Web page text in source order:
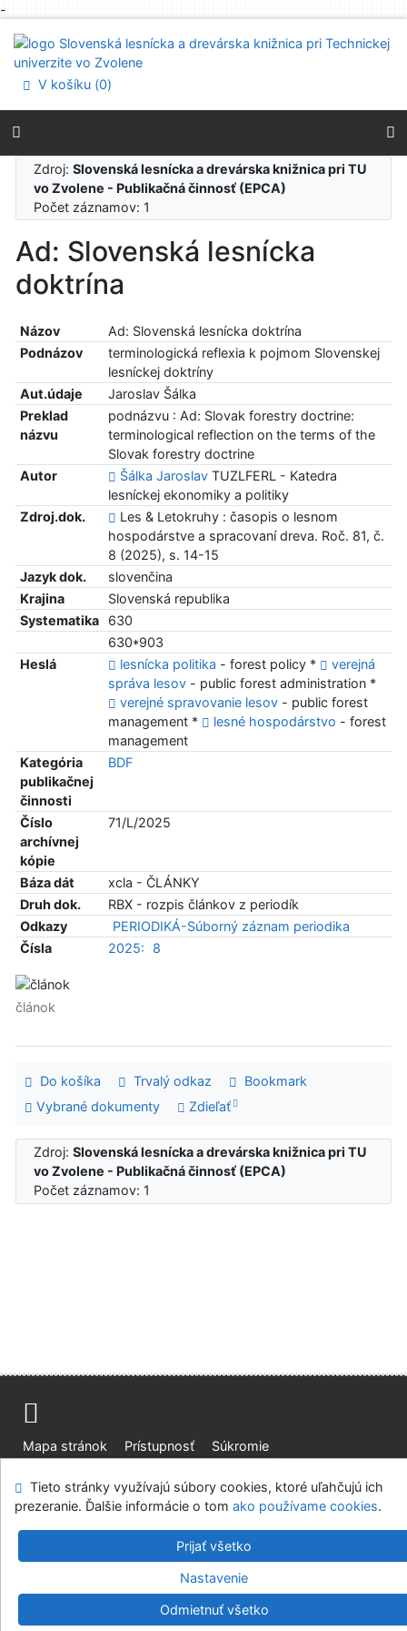
-
Prejsť na menu
Prehlásenie o webovej prístupnosti
V košíku (0)
Zdroj:Slovenská lesnícka a drevárska knižnica pri TU
vo Zvolene - Publikačná činnosť (EPCA)
Počet záznamov: 1
Ad: Slovenská lesnícka
doktrína
Názov
Ad: Slovenská lesnícka doktrína
Podnázov
terminologická reflexia k pojmom Slovenskej
lesníckej doktríny
Aut.údaje
Jaroslav Šálka
Preklad
názvu
podnázvu : Ad: Slovak forestry doctrine:
terminological reflection on the terms of the
Slovak forestry doctrine
Autor
Šálka JaroslavTUZLFERL - Katedra
lesníckej ekonomiky a politiky
Zdroj.dok.
Les & Letokruhy : časopis o lesnom
hospodárstve a spracovaní dreva. Roč. 81, č.
8 (2025), s. 14-15
Jazyk dok.
slovenčina
Krajina
Slovenská republika
Systematika
630
630*903
Heslá
lesnícka politika - forest policy *
verejná
správa lesov- public forest administration *
verejné spravovanie lesov- public forest
management *
lesné hospodárstvo - forest
management
Kategória
publikačnej
činnosti
BDF
Číslo
archívnej
kópie
71/L/2025
Báza dát
xcla - ČLÁNKY
Druh dok.
RBX - rozpis článkov z periodík
Odkazy
PERIODIKÁ-Súborný záznam periodika
Čísla
2025: 8
článok
Do košíka Trvalý odkaz
Bookmark
Vybrané dokumenty
Zdieľať
Zdroj:Slovenská lesnícka a drevárska knižnica pri TU
vo Zvolene - Publikačná činnosť (EPCA)
Počet záznamov: 1
Mapa stránok Prístupnosť
Súkromie
Slovenská lesnícka a drevárska knižnica pri Technickej
univerzite vo Zvolene
©1993-2026IPACv.4.8.63a-Cosmotron Slovakia, s.r.o.
Tieto stránky využívajú súbory cookies, ktoré uľahčujú ich
prezeranie. Ďalšie informácie o tom ako používame cookies.
Prijať všetko
Nastavenie
Odmietnuť všetko